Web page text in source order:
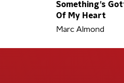
Something's
Of My Heart
Marc Almond